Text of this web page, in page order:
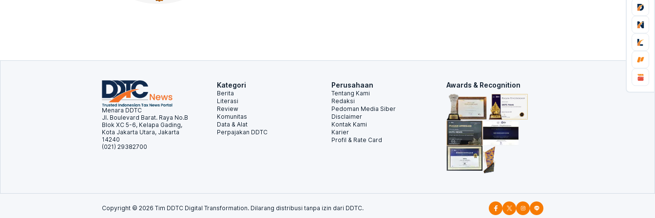
Menara DDTC
Jl. Boulevard Barat. Raya No.B
Blok XC 5-6, Kelapa Gading,
Kota Jakarta Utara, Jakarta
14240
(021) 29382700
Kategori
Berita
Literasi
Review
Komunitas
Data & Alat
Perpajakan DDTC
Perusahaan
Tentang Kami
Redaksi
Pedoman Media Siber
Disclaimer
Kontak Kami
Karier
Profil & Rate Card
Awards & Recognition
Copyright © 2026 Tim DDTC Digital Transformation. Dilarang distribusi tanpa izin dari DDTC.